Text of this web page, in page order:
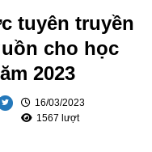
tuyên truyền
cho học
2023
16/03/2023
1567 lượt